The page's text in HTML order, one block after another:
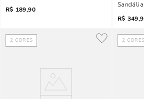
R$ 189,90
R$
2 CORES 2 CORES